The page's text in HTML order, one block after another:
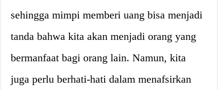
sehingga mimpi memberi uang bisa menjadi
tanda bahwa kita akan menjadi orang yang
bermanfaat bagi orang lain. Namun, kita
juga perlu berhati-hati dalam menafsirkan